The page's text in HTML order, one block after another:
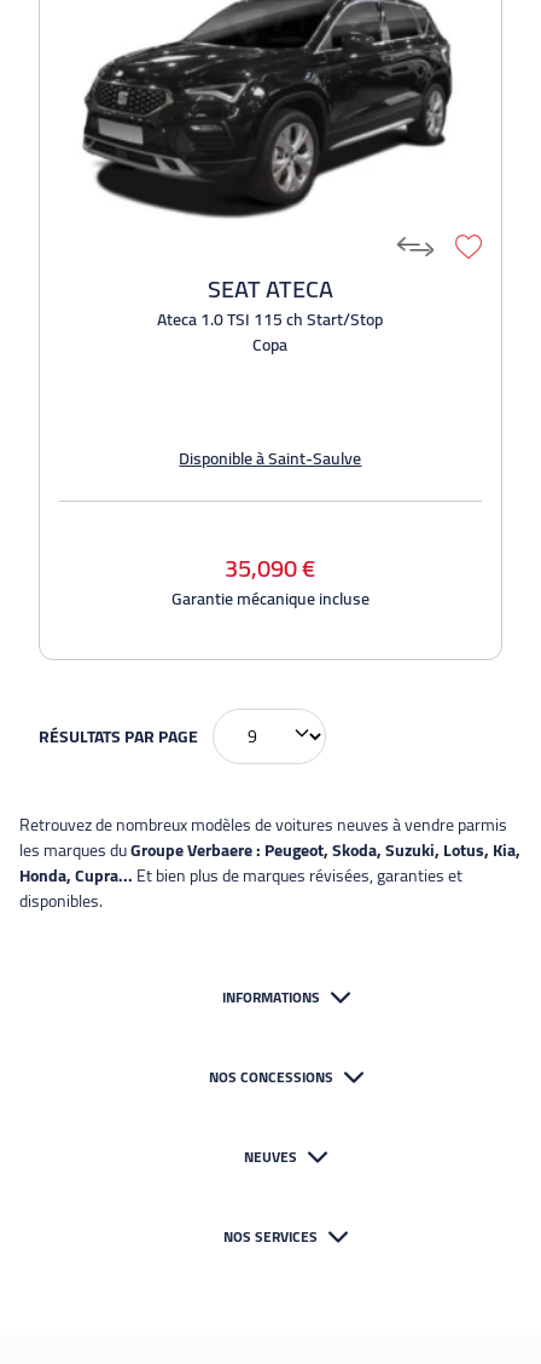
SEAT ATECA
Ateca 1.0 TSI 115 ch Start/Stop
Copa
Disponible à Saint-Saulve
35,090 €
Garantie mécanique incluse
RÉSULTATS PAR PAGE
Retrouvez de nombreux modèles de voitures neuves à vendre parmis
les marques duGroupe Verbaere : Peugeot, Skoda, Suzuki, Lotus, Kia,
Honda, Cupra...Et bien plus de marques révisées, garanties et
disponibles.
INFORMATIONS
NOS CONCESSIONS
NEUVES
NOS SERVICES